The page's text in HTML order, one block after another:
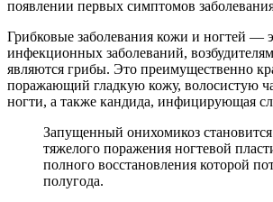
появлении первых симптомов
Грибковые заболевания кожи и ногтей —
инфекционных заболеваний,
являются грибы. Это преимущественно
поражающий гладкую кожу, волосистую
ногти, а также кандида, инфицирующая
Запущенный онихомикоз
тяжелого поражения ногтевой
полного восстановления которой
полугода.